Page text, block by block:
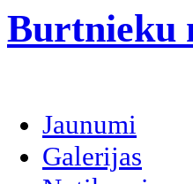
Burtnieku
Jaunumi
Galerijas